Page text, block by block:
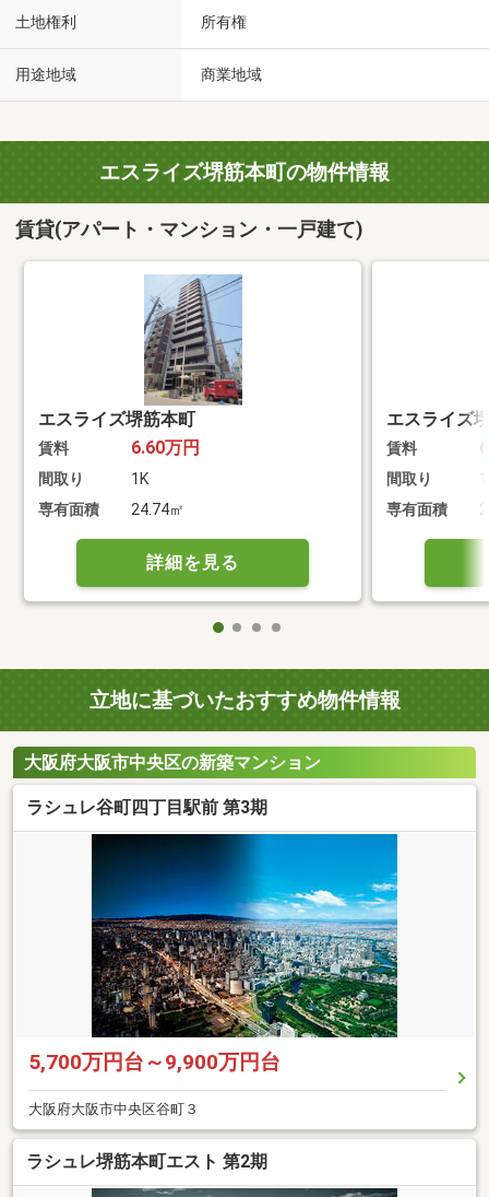
土地権利 所有権
用途地域 商業地域
エスライズ堺筋本町の物件情報
賃貸(アパート・マンション・一戸建て)
エスライズ堺筋本町
賃料 6.60万円
間取り
1K
専有面積
24.74㎡
詳細を見る
エスライズ
賃料
間取り
専有面積
立地に基づいたおすすめ物件情報
大阪府大阪市中央区の新築マンション
ラシュレ谷町四丁目駅前 第3期
5,700万円台～9,900万円台
大阪府大阪市中央区谷町３
ラシュレ堺筋本町エスト 第2期